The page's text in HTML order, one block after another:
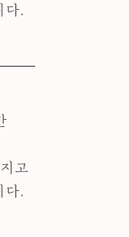
다.
고
다.